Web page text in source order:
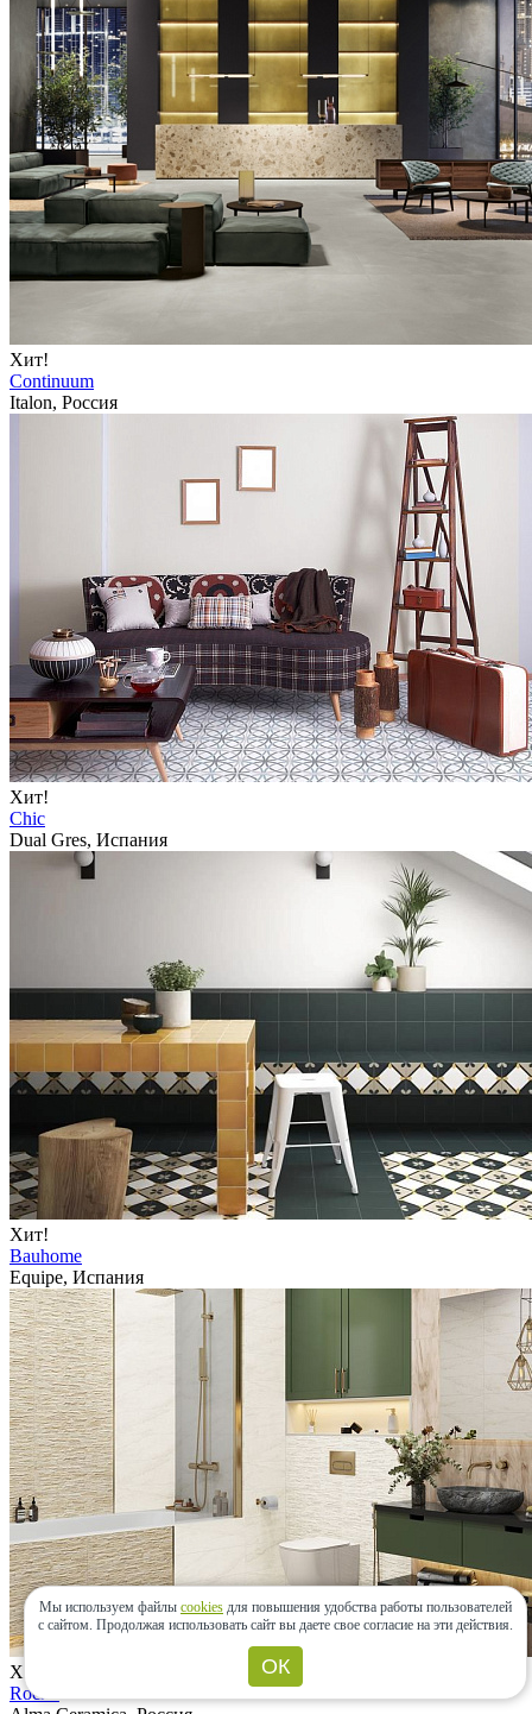
Хит!
Continuum
Italon, Россия
Хит!
Chic
Dual Gres, Испания
Хит!
Bauhome
Equipe, Испания
Хит!
Rocko
Мы используем файлы cookies для повышения удобства работы пользователей
с сайтом. Продолжая использовать сайт вы даете свое согласие на эти действия.
ОК